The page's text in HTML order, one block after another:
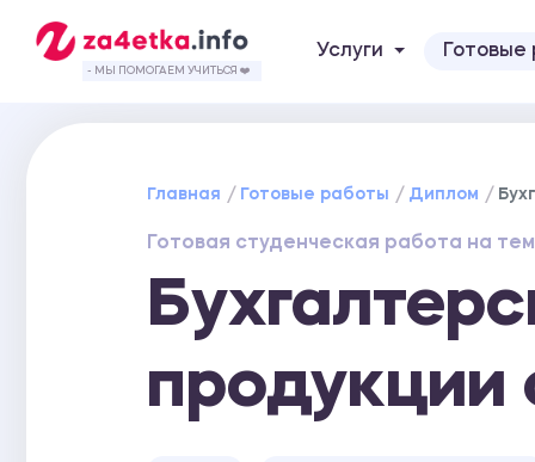
- МЫ ПОМОГАЕМ УЧИТЬСЯ ❤️
Услуги
Главная Готовые работы Диплом
Готовая студенческая работа на
продукции